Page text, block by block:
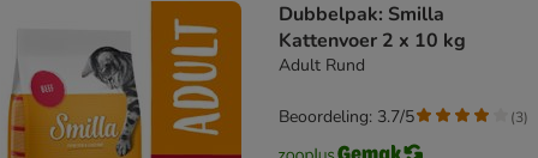
Dubbelpak: Smilla
Kattenvoer 2 x 10 kg
Adult Rund
Beoordeling: 3.7/5 (3)